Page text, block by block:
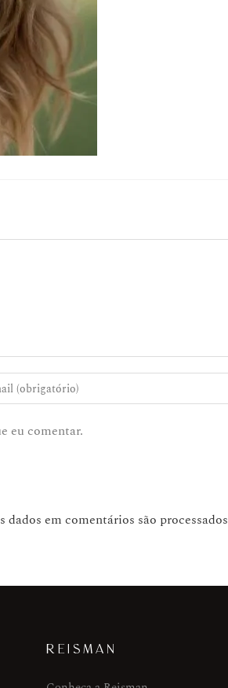
eu comentar.
dados em comentários são processados
REISMAN